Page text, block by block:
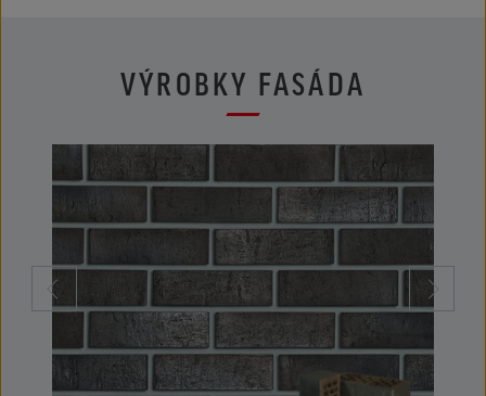
VÝROBKY FASÁDA